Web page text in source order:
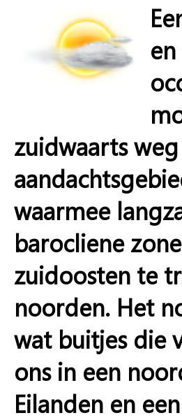
zuidwaarts
waarmee
barocliene
zuidoosten te
noorden. Het
wat buitjes die
ons in een
Eilanden en